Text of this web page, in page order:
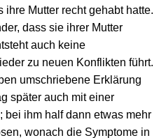
ihre Mutter recht gehabt hatte.
dass sie ihrer Mutter
auch keine
zu neuen Konflikten führt.
umschriebene Erklärung
später auch mit einer
bei ihm half dann etwas mehr
wonach die Symptome in